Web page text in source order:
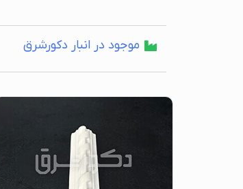
موجود در انبار دکورشرق